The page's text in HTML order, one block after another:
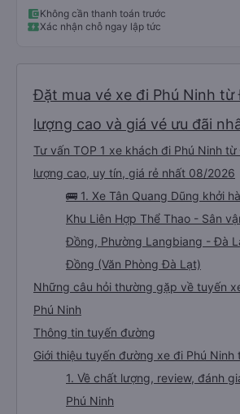
bạn ấy nha. Nếu bạn ấy bị trừ thì bảo bạn ấy liên hệ
trợ ạ. Số mình đuôi 666, chuyến ĐH-NT ngày 16/1.
iu còn đổi cho mình phòng đơn sang đôi xong còn
Không cần thanh toán trước
Xác nhận chỗ ngay lập tức
Đặt mua vé xe đi Phú Ninh từ
lượng cao và giá vé ưu đãi
Tư vấn TOP 1 xe khách đi Phú Ninh
lượng cao, uy tín, giá rẻ nhất 08/2026
🚌 1. Xe Tân Quang Dũng khởi
Khu Liên Hợp Thể Thao - Sân
Đồng, Phường Langbiang - Đà
Đồng (Văn Phòng Đà Lạt)
Những câu hỏi thường gặp về tuyến
Phú Ninh
Thông tin tuyến đường
Giới thiệu tuyến đường xe đi Phú
1. Về chất lượng, review, đánh
Phú Ninh